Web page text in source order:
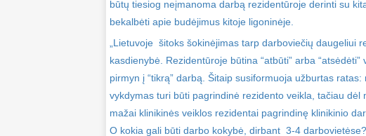
būtų tiesiog neįmanoma darbą rezidentūroje derinti su
bekalbėti apie budėjimus kitoje ligoninėje.
„Lietuvoje šitoks šokinėjimas tarp darboviečių daugeliui
kasdienybė. Rezidentūroje būtina “atbūti” arba
pirmyn į “tikrą” darbą. Šitaip susiformuoja užburtas
vykdymas turi būti pagrindinė rezidento veikla, tačiau dėl
mažai klinikinės veiklos rezidentai pagrindinę klinikinio
O kokia gali būti darbo kokybė, dirbant 3-4